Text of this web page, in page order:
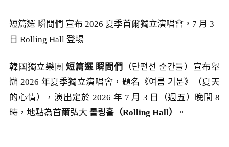
短篇選 瞬間們 宣布 2026 夏季首爾獨立演唱會，7 月 3
日 Rolling Hall 登場
韓國獨立樂團短篇選 瞬間們
（단편선 순간들）宣布舉
辦 2026 年夏季獨立演唱會，題名《여름 기분》（夏天
的心情），演出定於 2026 年 7 月 3 日（週五）晚間 8
時，地點為首爾弘大 롤링홀（Rolling Hall） 。